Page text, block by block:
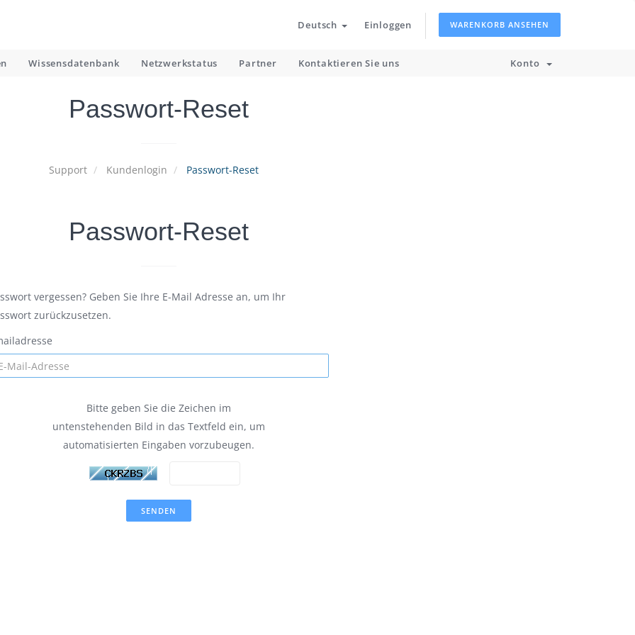
Deutsch Einloggen WARENKORB ANSEHEN
Wissensdatenbank Netzwerkstatus Partner Kontaktieren Sie uns Konto
Passwort-Reset
Support Kundenlogin Passwort-Reset
Passwort-Reset
vergessen? Geben Sie Ihre E-Mail Adresse an, um Ihr
zurückzusetzen.
Bitte geben Sie die Zeichen im
untenstehenden Bild in das Textfeld ein, um
automatisierten Eingaben vorzubeugen.
SENDEN